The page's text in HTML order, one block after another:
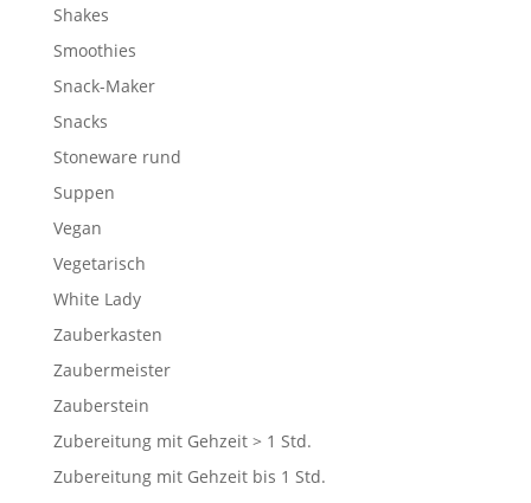
Shakes
Smoothies
Snack-Maker
Snacks
Stoneware rund
Suppen
Vegan
Vegetarisch
White Lady
Zauberkasten
Zaubermeister
Zauberstein
Zubereitung mit Gehzeit > 1 Std.
Zubereitung mit Gehzeit bis 1 Std.